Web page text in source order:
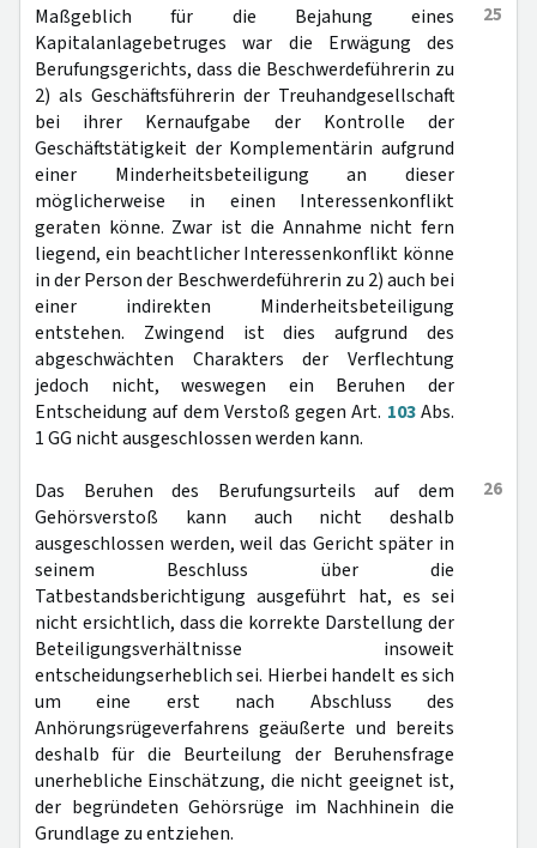
25
Maßgeblich für die Bejahung eines
Kapitalanlagebetruges war die Erwägung des
Berufungsgerichts, dass die Beschwerdeführerin zu
2) als Geschäftsführerin der Treuhandgesellschaft
bei ihrer Kernaufgabe der Kontrolle der
Geschäftstätigkeit der Komplementärin aufgrund
einer Minderheitsbeteiligung an dieser
möglicherweise in einen Interessenkonflikt
geraten könne. Zwar ist die Annahme nicht fern
liegend, ein beachtlicher Interessenkonflikt könne
in der Person der Beschwerdeführerin zu 2) auch bei
einer indirekten Minderheitsbeteiligung
entstehen. Zwingend ist dies aufgrund des
abgeschwächten Charakters der Verflechtung
jedoch nicht, weswegen ein Beruhen der
Entscheidung auf dem Verstoß gegen Art. 103Abs.
1 GG nicht ausgeschlossen werden kann.
26
Das Beruhen des Berufungsurteils auf dem
Gehörsverstoß kann auch nicht deshalb
ausgeschlossen werden, weil das Gericht später in
seinem Beschluss über die
Tatbestandsberichtigung ausgeführt hat, es sei
nicht ersichtlich, dass die korrekte Darstellung der
Beteiligungsverhältnisse insoweit
entscheidungserheblich sei. Hierbei handelt es sich
um eine erst nach Abschluss des
Anhörungsrügeverfahrens geäußerte und bereits
deshalb für die Beurteilung der Beruhensfrage
unerhebliche Einschätzung, die nicht geeignet ist,
der begründeten Gehörsrüge im Nachhinein die
Grundlage zu entziehen.